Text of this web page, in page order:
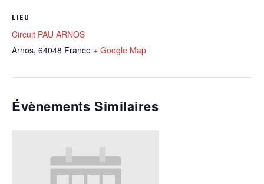
LIEU
Circuit PAU ARNOS
Arnos, 64048 France + Google Map
Évènements Similaires